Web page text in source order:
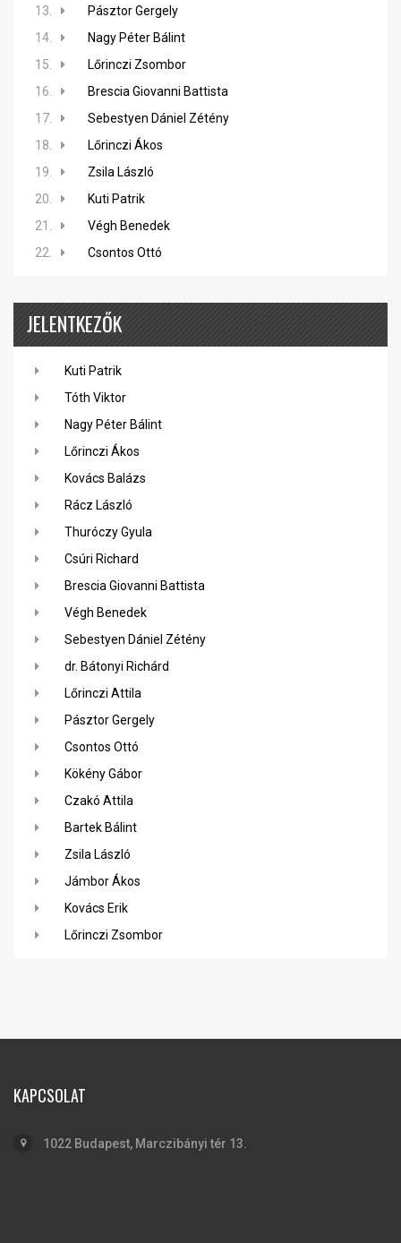
13.
Pásztor Gergely
14.
Nagy Péter Bálint
15.
Lőrinczi Zsombor
16.
Brescia Giovanni Battista
17.
Sebestyen Dániel Zétény
18.
Lőrinczi Ákos
19.
Zsila László
20.
Kuti Patrik
21.
Végh Benedek
22.
Csontos Ottó
JELENTKEZŐK
Kuti Patrik
Tóth Viktor
Nagy Péter Bálint
Lőrinczi Ákos
Kovács Balázs
Rácz László
Thuróczy Gyula
Csúri Richard
Brescia Giovanni Battista
Végh Benedek
Sebestyen Dániel Zétény
dr. Bátonyi Richárd
Lőrinczi Attila
Pásztor Gergely
Csontos Ottó
Kökény Gábor
Czakó Attila
Bartek Bálint
Zsila László
Jámbor Ákos
Kovács Erik
Lőrinczi Zsombor
KAPCSOLAT
1022 Budapest, Marczibányi tér 13.